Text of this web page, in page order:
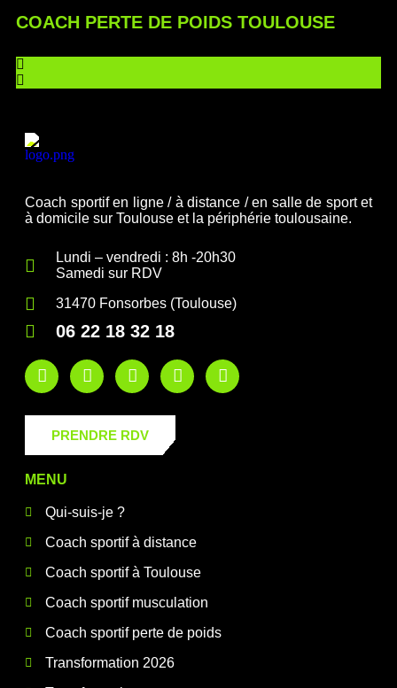
COACH PERTE DE POIDS TOULOUSE
Coach sportif en ligne / à distance / en salle de sport et
à domicile sur Toulouse et la périphérie toulousaine.
Lundi – vendredi : 8h -20h30
Samedi sur RDV
31470 Fonsorbes (Toulouse)
06 22 18 32 18
PRENDRE RDV
MENU
Qui-suis-je ?
Coach sportif à distance
Coach sportif à Toulouse
Coach sportif musculation
Coach sportif perte de poids
Transformation 2026